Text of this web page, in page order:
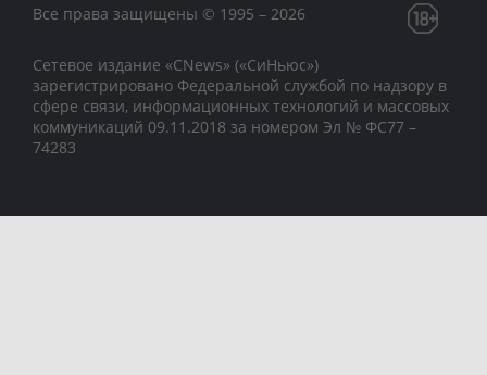
Все права защищены © 1995 – 2026
Сетевое издание «CNews» («СиНьюс»)
зарегистрировано Федеральной службой по надзору в
сфере связи, информационных технологий и массовых
коммуникаций 09.11.2018 за номером Эл № ФС77 –
74283